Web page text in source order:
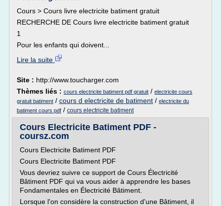
Cours > Cours livre electricite batiment gratuit
RECHERCHE DE Cours livre electricite batiment gratuit
1
Pour les enfants qui doivent...
Lire la suite
Site : http://www.toucharger.com
Thèmes liés : cours electricite batiment pdf gratuit / electricite cours
gratuit batiment / cours d electricite de batiment / electricite du
batiment cours pdf / cours electricite batiment
Cours Electricite Batiment PDF -
coursz.com
Cours Electricite Batiment PDF
Cours Electricite Batiment PDF
Vous devriez suivre ce support de Cours Électricité
Bâtiment PDF qui va vous aider à apprendre les bases
Fondamentales en Électricité Bâtiment.
Lorsque l'on considère la construction d'une Bâtiment, il